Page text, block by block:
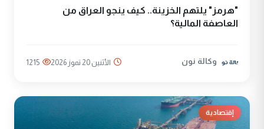
"هرمز" يلتهم الخزينة.. كيف ينجو العراق من
العاصفة المالية؟
وكالة نون الأثنين 20 تموز 2026 1215
إقتصادية